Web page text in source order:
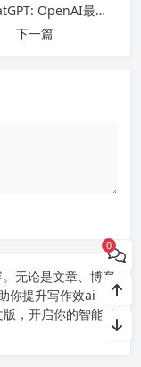
探索ChatGPT: OpenAI最新版本及其在人工智能领域的应用与挑战！
下一篇
无论是文章、博客
你提升写作效ai
版 ，开启你的智能ai
0